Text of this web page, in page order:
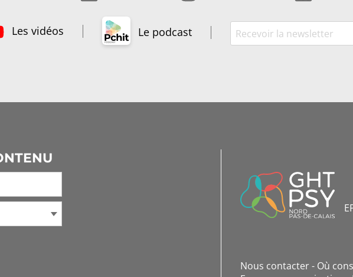
Les vidéos Le podcast
DE
CONTACT
Nous contacter
Où